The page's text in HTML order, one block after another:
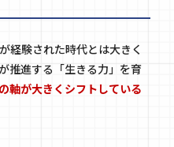
経験された時代とは大きく
推進する「生きる力」を育
軸が大きくシフトしている